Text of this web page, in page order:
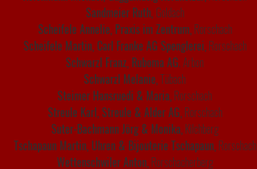
Sandmeier Ruth, Goldach
Scheifele Annelie, Praxis im Zentrum,Rorschach
Scheifele Martin, Carl Franke AG Spenglerei,Rorschach
Schwarzl Franz, Ruboma AG, Arbon
Schwarzl Melanie,Tübach
Steimer Hansruedi & Maria,Rorschach
Streule Karl, Streule & Alder AG,Rorschach
Suter-Bachmann Jörg & Monika,Kilchberg
Tschapaun Martin, Uhren & Bijouterie Tschapaun,Rorschach
Wettenschwiler Anton,Rorschacherberg